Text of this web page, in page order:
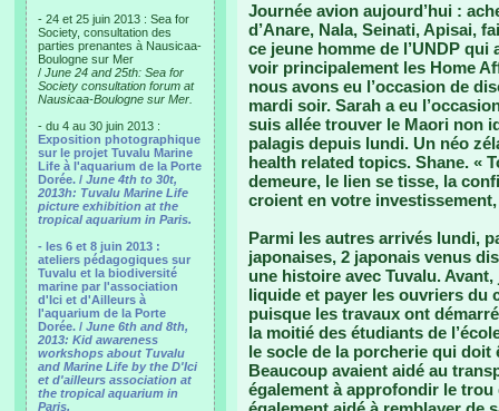
- 24 et 25 juin 2013 : Sea for
Society, consultation des
parties prenantes à Nausicaa-
Boulogne sur Mer
/ June 24 and 25th: Sea for
Society consultation forum at
Nausicaa-Boulogne sur Mer.
- du 4 au 30 juin 2013 :
Exposition photographique
sur le projet Tuvalu Marine
Life à l'aquarium de la Porte
Dorée. / June 4th to 30t,
2013h: Tuvalu Marine Life
picture exhibition at the
tropical aquarium in Paris.
- les 6 et 8 juin 2013 :
ateliers pédagogiques sur
Tuvalu et la biodiversité
marine par l'association
d'Ici et d'Ailleurs à
l'aquarium de la Porte
Dorée. / June 6th and 8th,
2013: Kid awareness
workshops about Tuvalu
and Marine Life by the D'Ici
et d'ailleurs association at
the tropical aquarium in
Paris.
Journée avion aujourd’hui :
d’Anare, Nala, Seinati, Apisai,
ce jeune homme de l’UNDP
voir principalement les Home
nous avons eu l’occasion de
mardi soir. Sarah a eu
suis allée trouver le Maori non
palagis depuis lundi. Un néo
health related topics. Shane. «
demeure, le lien se tisse, la
croient en votre
Parmi les autres arrivés lundi,
japonaises, 2 japonais venus
une histoire avec Tuvalu.
liquide et payer les ouvriers du
puisque les travaux ont
la moitié des étudiants de
le socle de la porcherie qui
Beaucoup avaient aidé au
également à approfondir le trou